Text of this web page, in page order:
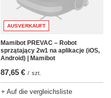
AUSVERKAUFT
Mamibot PREVAC – Robot
sprzątający 2w1 na aplikacje (iOS,
Android) | Mamibot
87,65 € / szt.
+ Auf die vergleichsliste